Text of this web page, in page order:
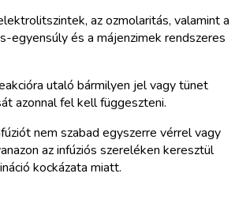
az ozmolaritás, valamint a
egyensúly és a májenzimek rendszeres
utaló bármilyen jel vagy tünet
azonnal fel kell függeszteni.
nem szabad egyszerre vérrel vagy
az infúziós szereléken keresztül
kockázata miatt.